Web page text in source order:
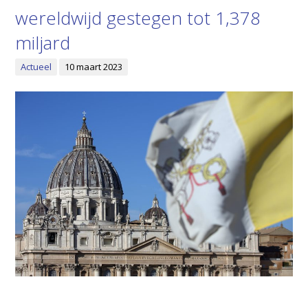
wereldwijd gestegen tot 1,378
miljard
Actueel 10 maart 2023